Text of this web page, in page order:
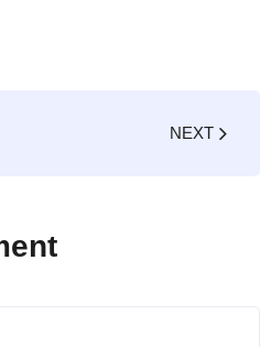
NEXT